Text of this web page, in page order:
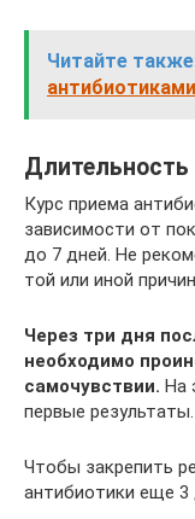
Читайте
антибиотиками
Длительность
Курс приема
зависимости от
до 7 дней. Не
той или иной
Через три дня
необходимо
самочувствии. На
первые результаты.
Чтобы закрепить
антибиотики еще 3